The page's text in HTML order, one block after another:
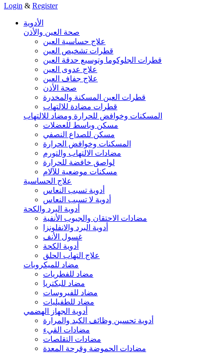
Login & Register
الأدوية
صحة العين والأذن
علاج حساسية العين
قطرات تشخيص العين
قطرات الجلوكوما وتوسيع حدقة العين
علاج عدوى العين
علاج جفاف العين
صحة الأذن
قطرات العين المسكنة والمخدرة
قطرات مضادة للالتهاب
المسكنات وخوافض للحرارة ومضاد للالتهاب
مسكن وباسط للعضلات
مسكن للصداع النصفي
المسكنات وخوافض الحرارة
مضادات الالتهاب والتورم
لواصق خافضة للحرارة
مسكنات موضعية للآلام
علاج الحساسية
أدوية تسبب النعاس
أدوية لا تسبب النعاس
أدوية البرد والكحة
مضادات الاحتقان والجيوب الأنفية
أدوية البرد والانفلونزا
غسول الأنف
أدوية الكحة
علاج التهاب الحلق
مضاد للميكروبات
مضاد للفطريات
مضاد للبكتريا
مضاد للفيروسات
مضاد للطفيليات
أدوية الجهاز الهضمي
أدوية تحسين وظائف الكبد والمرارة
مضادات القيء
مضادات التقلصات
مضادات الحموضة وقرحة المعدة